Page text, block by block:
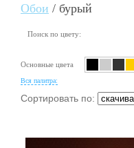
Обои / бурый
Поиск по цвету:
Основные цвета
Вся палитра:
Сортировать по: